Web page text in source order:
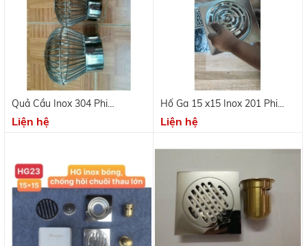
Quả Cầu Inox 304 Phi
60/90/114
Liện hệ
Hố Ga 15 x15 Inox 201 Phi
90/60
Liện hệ